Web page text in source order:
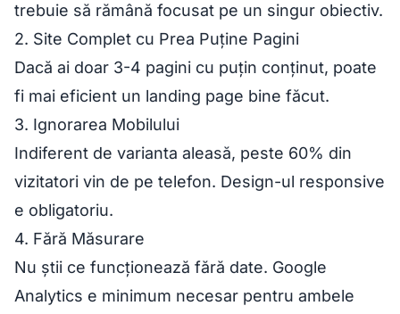
trebuie să rămână focusat pe un singur obiectiv.
2. Site Complet cu Prea Puține Pagini
Dacă ai doar 3-4 pagini cu puțin conținut, poate
fi mai eficient un landing page bine făcut.
3. Ignorarea Mobilului
Indiferent de varianta aleasă, peste 60% din
vizitatori vin de pe telefon. Design-ul responsive
e obligatoriu.
4. Fără Măsurare
Nu știi ce funcționează fără date. Google
Analytics e minimum necesar pentru ambele